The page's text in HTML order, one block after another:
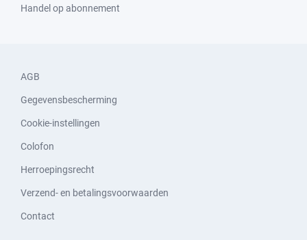
Handel op abonnement
AGB
Gegevensbescherming
Cookie-instellingen
Colofon
Herroepingsrecht
Verzend- en betalingsvoorwaarden
Contact